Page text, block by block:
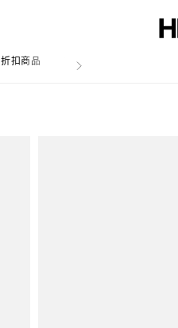
折扣商品 文章